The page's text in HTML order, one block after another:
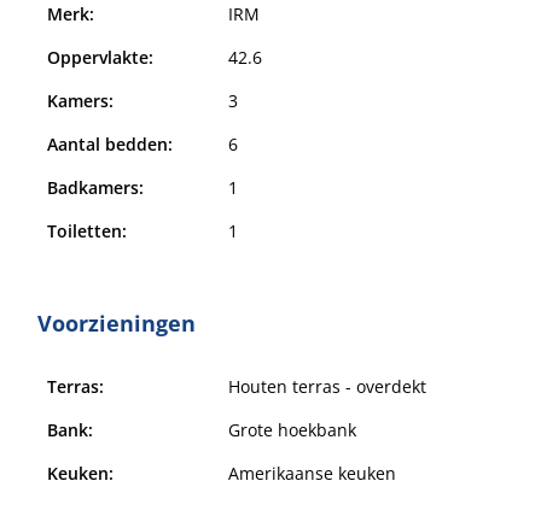
Merk:
IRM
Oppervlakte:
42.6
Kamers:
3
Aantal bedden:
6
Badkamers:
1
Toiletten:
1
Voorzieningen
Terras:
Houten terras - overdekt
Bank:
Grote hoekbank
Keuken:
Amerikaanse keuken